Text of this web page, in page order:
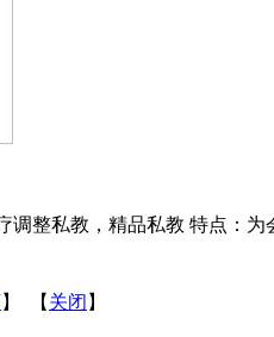
调整私教，精品私教 特点：
】 【 关闭 】